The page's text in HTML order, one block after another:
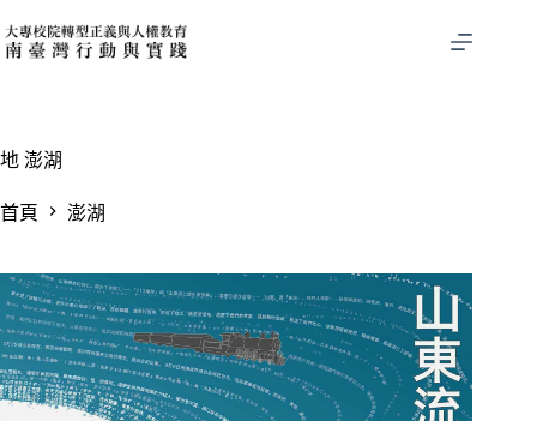
至
容
地 澎湖
首頁 澎湖